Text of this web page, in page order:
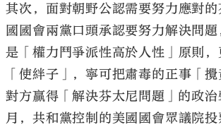
其次，面對朝野公認需要努力應對
國國會兩黨口頭承認要努力解決問
是「權力鬥爭派性高於人性」原則
「使絆子」，寧可把肅毒的正事「
對方贏得「解決芬太尼問題」的政
月，共和黨控制的美國國會眾議院